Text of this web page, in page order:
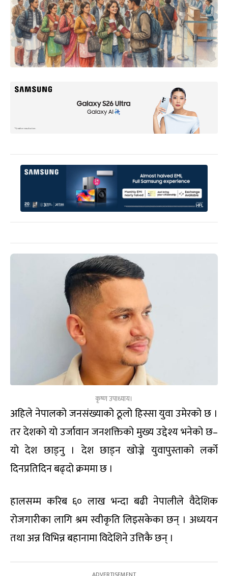
कृष्ण उपाध्याय।
अहिले नेपालको जनसंख्याको ठूलो हिस्सा युवा उमेरको छ ।
तर देशको यो उर्जावान जनशक्तिको मुख्य उद्देश्य भनेको छ–
यो देश छाड्नु । देश छाड्न खोज्ने युवापुस्ताको लर्को
दिनप्रतिदिन बढ्दो क्रममा छ ।
हालसम्म करिब ६० लाख भन्दा बढी नेपालीले वैदेशिक
रोजगारीका लागि श्रम स्वीकृति लिइसकेका छन् । अध्ययन
तथा अन्न विभिन्न बहानामा विदेशिने उत्तिकै छन् ।